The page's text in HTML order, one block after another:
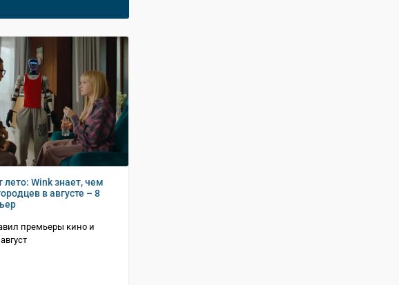
лето: Wink знает, чем
в августе – 8
премьеры кино и